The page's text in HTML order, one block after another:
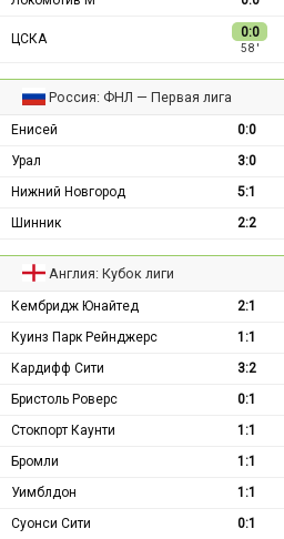
ЦСКА 0:0
58 ′
Россия: ФНЛ — Первая лига
Енисей 0:0
Урал
3:0
Нижний Новгород
5:1
Шинник
2:2
Англия: Кубок лиги
Кембридж Юнайтед 2:1
Куинз Парк Рейнджерс
1:1
Кардифф Сити
3:2
Бристоль Роверс
0:1
Стокпорт Каунти
1:1
Бромли
1:1
Уимблдон
1:1
Суонси Сити
0:1